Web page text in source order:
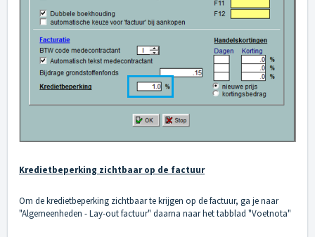
Kredietbeperking zichtbaar op de factuur
Om de kredietbeperking zichtbaar te krijgen op de factuur, ga je naar
"Algemeenheden - Lay-out factuur" daarna naar het tabblad "Voetnota"